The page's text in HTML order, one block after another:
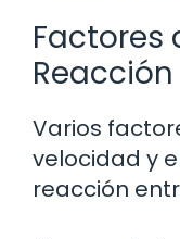
Factores
Reacción
Varios
velocidad y
reacción